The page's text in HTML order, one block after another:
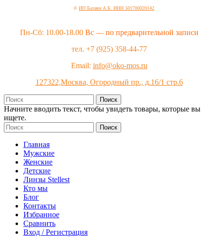
© ИП Балаян А.Б. ИНН 501700020142
Пн-Сб: 10.00-18.00 Вс — по предварительной записи
тел. +7 (925) 358-44-77
Email: info@oko-mos.ru
127322,Москва, Огородный пр., д.16/1 стр.6
Поиск
Начните вводить текст, чтобы увидеть товары, которые вы
ищете.
Поиск
Главная
Мужские
Женские
Детские
Линзы Stellest
Кто мы
Блог
Контакты
Избранное
Сравнить
Вход / Регистрация